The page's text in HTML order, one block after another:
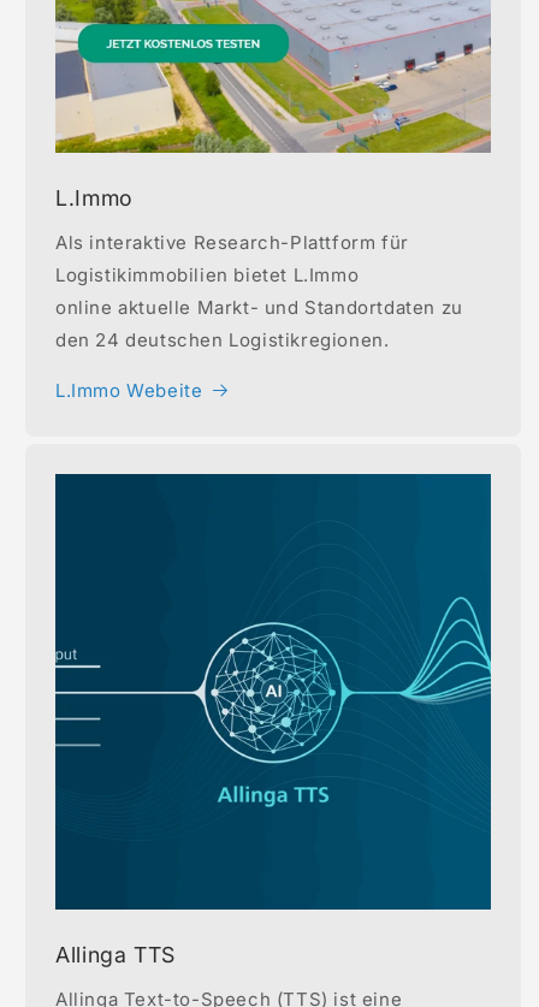
L.Immo
Als interaktive Research-Plattform für
Logistikimmobilien bietet L.Immo
online aktuelle Markt- und Standortdaten zu
den 24 deutschen Logistikregionen.
L.Immo Webeite
Allinga TTS
Allinga Text-to-Speech (TTS) ist eine